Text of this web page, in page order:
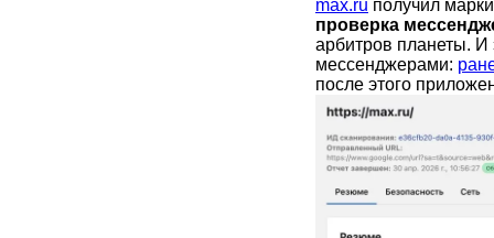
max.ru получил
проверка
арбитров планеты. И
мессенджерами:
после этого